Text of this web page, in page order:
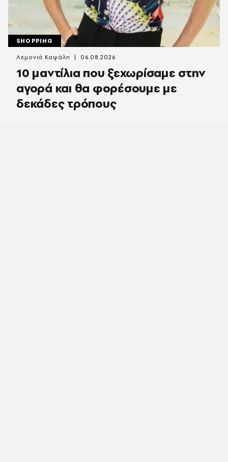
SHOPPING
10 μαντίλια που ξεχωρίσαμε στην
αγορά και θα φορέσουμε με
δεκάδες τρόπους
Λεμονιά Καψάλη 06.08.2026